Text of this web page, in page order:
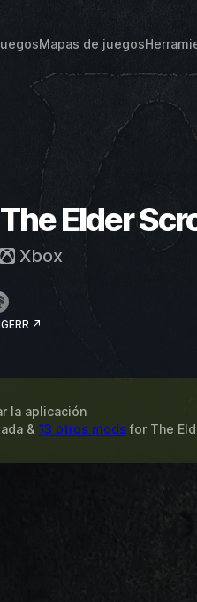
Mapas de juegos
Elder
Xbox
↗
la aplicación
& 13 otros mods for The